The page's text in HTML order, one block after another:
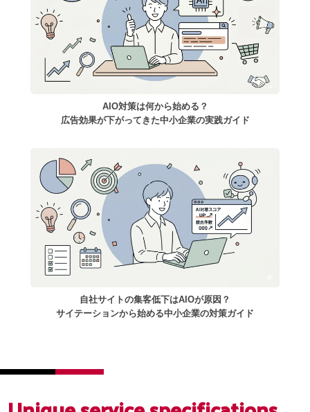
AIO対策は何から始める？
広告効果が下がってきた中小企業の実践ガイド
自社サイトの集客低下はAIOが原因？
サイテーションから始める中小企業の対策ガイド